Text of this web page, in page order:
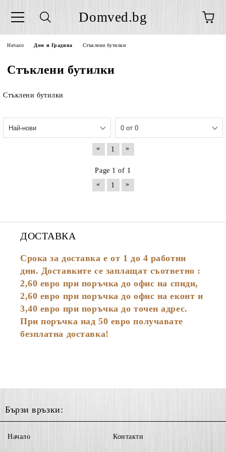
Domved.bg
Начало Дом и Градина Стъклени бутилки
Стъклени бутилки
Стъклени бутилки
« 1 »
Page 1 of 1
«
1 »
ДОСТАВКА
Срока за доставка е от 1 до 4 работни
дни. Доставките се заплащат съответно :
2,60 евро при поръчка до офис на спиди,
2,60 евро при поръчка до офис на еконт и
3,40 евро при поръчка до точен адрес.
При поръчка над 50 евро получавате
безплатна доставка!
Бързи връзки:
Начало Контакти